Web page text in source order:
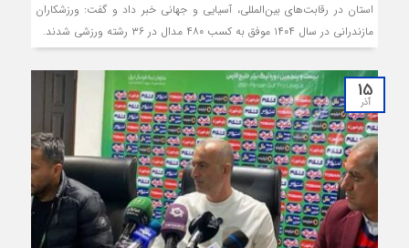
استان در رقابت‌های بین‌المللی، آسیایی و جهانی خبر داد و گفت: ورزشکاران
مازندرانی در سال ۱۴۰۴ موفق به کسب ۴۸۰ مدال در ۳۶ رشته ورزشی شدند.
15
آذر